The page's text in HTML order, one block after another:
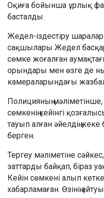
Оқиға бойынша ұрлық
басталды.
Жедел-іздестіру
сақшылары Жедел
сөмке жоғалған
орындары мен өзге де
камераларындағы
Полицияның
сөмкенің кейінгі
тауып алған әйелдің
берген.
Тергеу мәліметіне
заттарды байқап, біраз
Кейін сөмкені алып
хабарламаған. Өзінің